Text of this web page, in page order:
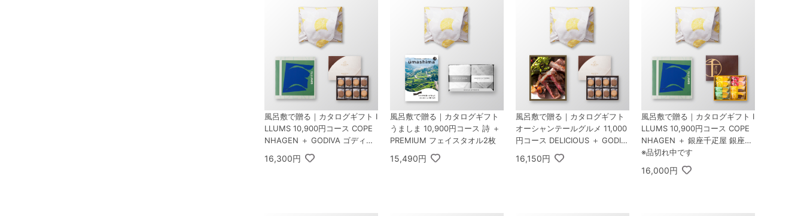
風呂敷で贈る｜カタログギフト I
LLUMS 10,900円コース COPE
NHAGEN ＋ GODIVA ゴディバ
ラングドシャクッキーアソート
メント 30枚入
16,300円
風呂敷で贈る｜カタログギフト
うましま 10,900円コース 詩 ＋
PREMIUM フェイスタオル2枚
15,490円
風呂敷で贈る｜カタログギフト
オーシャンテールグルメ 11,000
円コース DELICIOUS ＋ GODIV
A ゴディバ ラングドシャクッキ
ーアソートメント 30枚入
16,150円
風呂敷で贈る｜カタログギフト I
LLUMS 10,900円コース COPE
NHAGEN ＋ 銀座千疋屋 銀座フ
ルーツクーヘン 8個入
※品切れ中です
16,000円